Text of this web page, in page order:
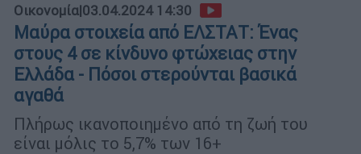
Οικονομία|03.04.2024 14:30
Μαύρα στοιχεία από ΕΛΣΤΑΤ: Ένας
στους 4 σε κίνδυνο φτώχειας στην
Ελλάδα - Πόσοι στερούνται βασικά
αγαθά
Πλήρως ικανοποιημένο από τη ζωή του
είναι μόλις το 5,7% των 16+